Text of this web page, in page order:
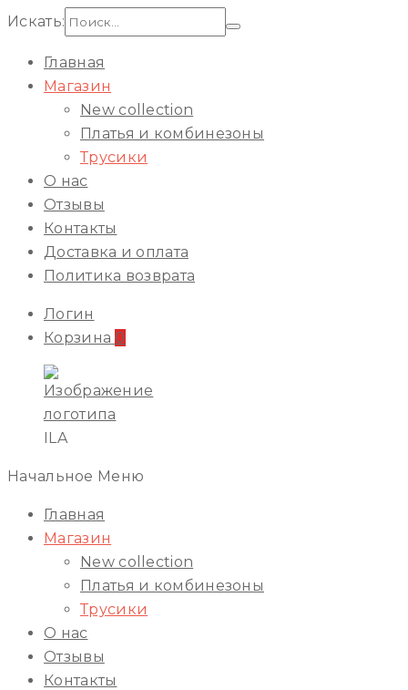
Искать:
Главная
Магазин
New collection
Платья и комбинезоны
Трусики
О нас
Отзывы
Контакты
Доставка и оплата
Политика возврата
Логин
Корзина 0
ILA
Начальное Меню
Главная
Магазин
New collection
Платья и комбинезоны
Трусики
О нас
Отзывы
Контакты